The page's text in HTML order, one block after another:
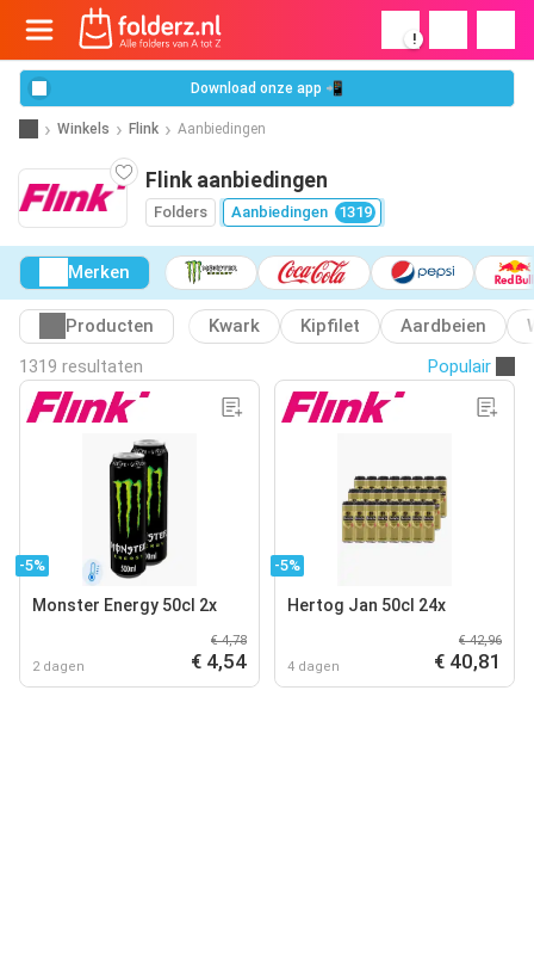
!
Download onze app 📲
Winkels Flink Aanbiedingen
Flink aanbiedingen
Folders Aanbiedingen 1319
Merken
Producten Kwark Kipfilet Aardbeien
1319 resultaten
Populair
-5%
Monster Energy 50cl 2x
2 dagen
€ 4,78
€ 4,54
-5%
Hertog Jan 50cl 24x
4 dagen
€ 42,96
€ 40,81